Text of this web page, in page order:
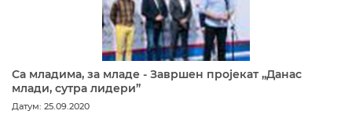
Са младима, за младе - Завршен пројекат „Данас
млади, сутра лидери”
Датум: 25.09.2020